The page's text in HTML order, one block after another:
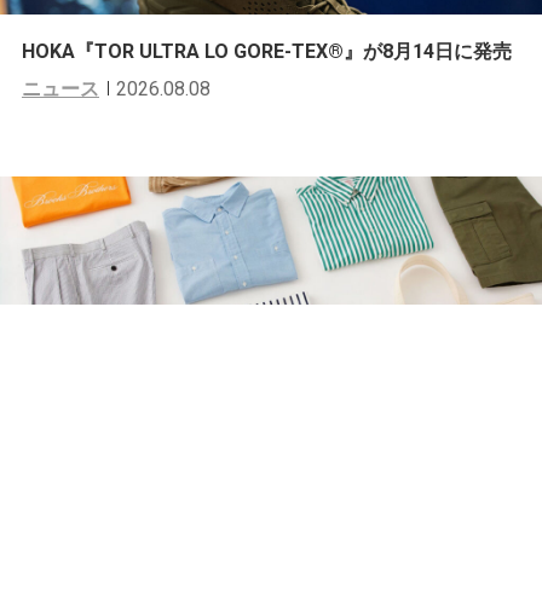
HOKA『TOR ULTRA LO GORE-TEX®︎』が8月14日に発売
ニュース
2026.08.08